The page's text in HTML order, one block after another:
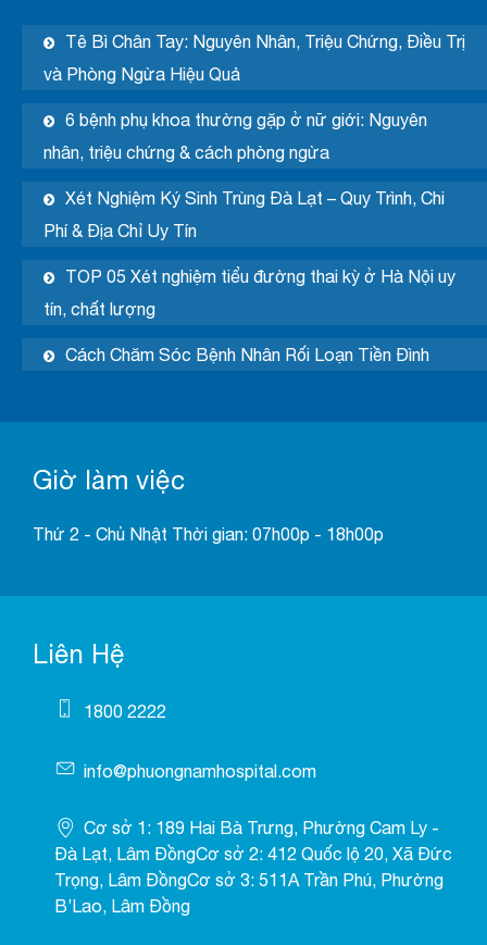
Tê Bì Chân Tay: Nguyên Nhân, Triệu Chứng, Điều Trị
và Phòng Ngừa Hiệu Quả
6 bệnh phụ khoa thường gặp ở nữ giới: Nguyên
nhân, triệu chứng & cách phòng ngừa
Xét Nghiệm Ký Sinh Trùng Đà Lạt – Quy Trình, Chi
Phí & Địa Chỉ Uy Tín
TOP 05 Xét nghiệm tiểu đường thai kỳ ở Hà Nội uy
tín, chất lượng
Cách Chăm Sóc Bệnh Nhân Rối Loạn Tiền Đình
Giờ làm việc
Thứ 2 - Chủ Nhật Thời gian: 07h00p - 18h00p
Liên Hệ
1800 2222
info@phuongnamhospital.com
Cơ sở 1: 189 Hai Bà Trưng, Phường Cam Ly -
Đà Lạt, Lâm ĐồngCơ sở 2: 412 Quốc lộ 20, Xã Đức
Trọng, Lâm ĐồngCơ sở 3: 511A Trần Phú, Phường
B’Lao, Lâm Đồng